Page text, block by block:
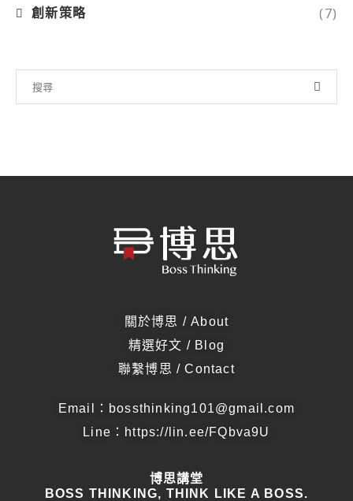
創新策略 (7)
關於博思 / About
精選好文 / Blog
聯繫博思 / Contact
Email：bossthinking101@gmail.com
Line： https://lin.ee/FQbva9U
博思講堂
BOSS THINKING, THINK LIKE A BOSS.